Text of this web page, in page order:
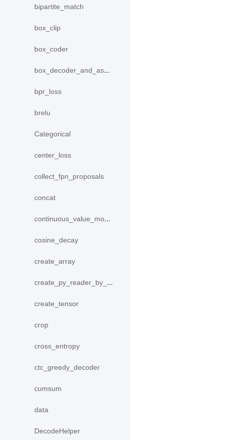
bipartite_match
box_clip
box_coder
box_decoder_and_assign
bpr_loss
brelu
Categorical
center_loss
collect_fpn_proposals
concat
continuous_value_model
cosine_decay
create_array
create_py_reader_by_data
create_tensor
crop
cross_entropy
ctc_greedy_decoder
cumsum
data
DecodeHelper